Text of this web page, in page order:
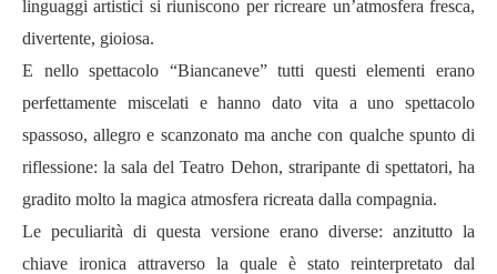
linguaggi artistici si riuniscono per ricreare un’atmosfera fresca,
divertente, gioiosa.
E nello spettacolo “Biancaneve” tutti questi elementi erano
perfettamente miscelati e hanno dato vita a uno spettacolo
spassoso, allegro e scanzonato ma anche con qualche spunto di
riflessione: la sala del Teatro Dehon, straripante di spettatori, ha
gradito molto la magica atmosfera ricreata dalla compagnia.
Le peculiarità di questa versione erano diverse: anzitutto la
chiave ironica attraverso la quale è stato reinterpretato dal